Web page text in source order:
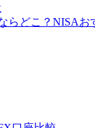
らどこ？NISAお